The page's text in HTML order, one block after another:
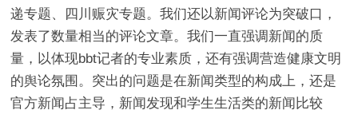
递专题、四川赈灾专题。我们还以新闻评论为突破口，
发表了数量相当的评论文章。我们一直强调新闻的质
量，以体现bbt记者的专业素质，还有强调营造健康文明
的舆论氛围。突出的问题是在新闻类型的构成上，还是
官方新闻占主导，新闻发现和学生生活类的新闻比较